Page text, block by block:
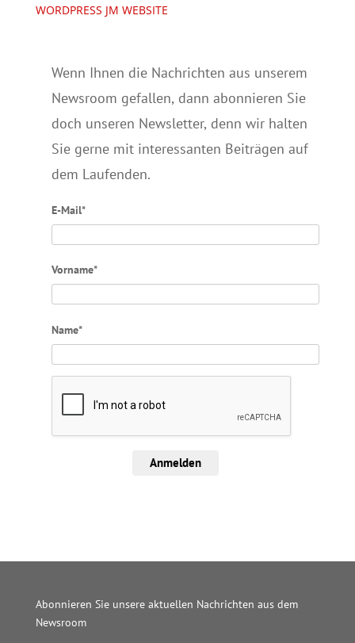
WORDPRESS JM WEBSITE
Wenn Ihnen die Nachrichten aus unserem
Newsroom gefallen, dann abonnieren Sie
doch unseren Newsletter, denn wir halten
Sie gerne mit interessanten Beiträgen auf
dem Laufenden.
E-Mail*
Vorname*
Name*
Anmelden
Abonnieren Sie unsere aktuellen Nachrichten aus dem
Newsroom